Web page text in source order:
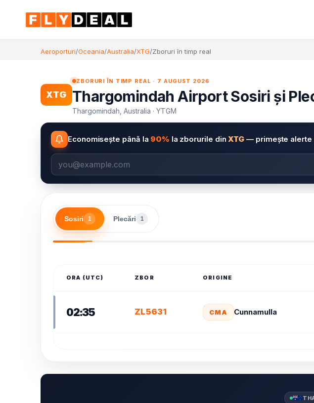
Aeroporturi/Oceania/Australia/XTG/Zboruri în timp real
XTG
ZBORURI ÎN TIMP REAL · 7 AUGUST 2026
Thargomindah Airport Sosiri și
Thargomindah, Australia · YTGM
Economisește până la 90% la zborurile din XTG — primește alerte
Sosiri 1 Plecări 1
ORA (UTC) ZBOR ORIGINE
02:35 ZL5631 CMA Cunnamulla